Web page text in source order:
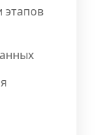
этапов